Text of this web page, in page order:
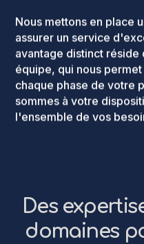
Nous mettons en place
assurer un service
avantage distinct
équipe, qui nous
chaque phase de votre
sommes à votre
l'ensemble de vos
Des
domaines